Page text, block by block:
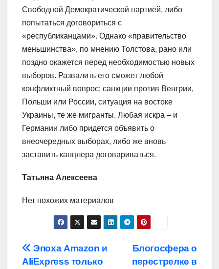
Свободной Демократической партией, либо
попытаться договориться с
«республиканцами». Однако «правительство
меньшинства», по мнению Толстова, рано или
поздно окажется перед необходимостью новых
выборов. Развалить его сможет любой
конфликтный вопрос: санкции против Венгрии,
Польши или России, ситуация на востоке
Украины, те же мигранты. Любая искра – и
Германии либо придется объявить о
внеочередных выборах, либо же вновь
заставить канцлера договариваться.
Татьяна Алексеева
Нет похожих материалов
Навигация
Блогосфера о
перестрелке в
Эпоха Amazon и
AliExpress только